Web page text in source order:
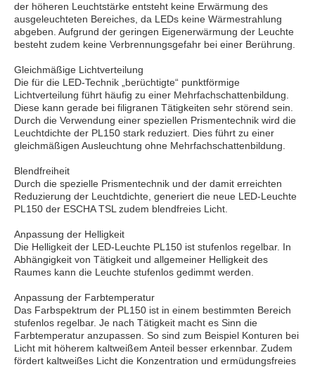
der höheren Leuchtstärke entsteht keine Erwärmung des
ausgeleuchteten Bereiches, da LEDs keine Wärmestrahlung
abgeben. Aufgrund der geringen Eigenerwärmung der Leuchte
besteht zudem keine Verbrennungsgefahr bei einer Berührung.
Gleichmäßige Lichtverteilung
Die für die LED-Technik „berüchtigte“ punktförmige
Lichtverteilung führt häufig zu einer Mehrfachschattenbildung.
Diese kann gerade bei filigranen Tätigkeiten sehr störend sein.
Durch die Verwendung einer speziellen Prismentechnik wird die
Leuchtdichte der PL150 stark reduziert. Dies führt zu einer
gleichmäßigen Ausleuchtung ohne Mehrfachschattenbildung.
Blendfreiheit
Durch die spezielle Prismentechnik und der damit erreichten
Reduzierung der Leuchtdichte, generiert die neue LED-Leuchte
PL150 der ESCHA TSL zudem blendfreies Licht.
Anpassung der Helligkeit
Die Helligkeit der LED-Leuchte PL150 ist stufenlos regelbar. In
Abhängigkeit von Tätigkeit und allgemeiner Helligkeit des
Raumes kann die Leuchte stufenlos gedimmt werden.
Anpassung der Farbtemperatur
Das Farbspektrum der PL150 ist in einem bestimmten Bereich
stufenlos regelbar. Je nach Tätigkeit macht es Sinn die
Farbtemperatur anzupassen. So sind zum Beispiel Konturen bei
Licht mit höherem kaltweißem Anteil besser erkennbar. Zudem
fördert kaltweißes Licht die Konzentration und ermüdungsfreies